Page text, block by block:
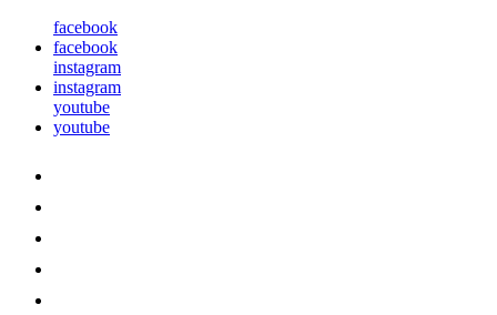
facebook
facebook
instagram
instagram
youtube
youtube